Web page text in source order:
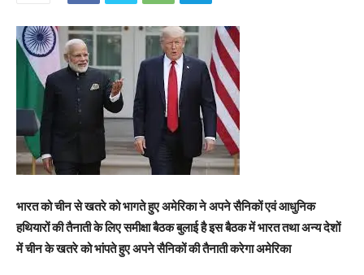
भारत को चीन से खतरे को भागते हुए अमेरिका ने अपने सैनिकों एवं आधुनिक
हथियारों की तैनाती के लिए समीक्षा बैठक बुलाई है इस बैठक में भारत तथा अन्य देशों
में चीन के खतरे को भांपते हुए अपने सैनिकों की तैनाती करेगा अमेरिका